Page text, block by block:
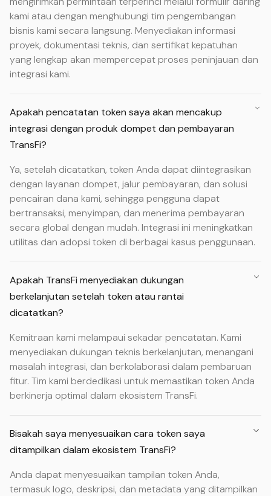
kami atau dengan menghubungi tim pengembangan
bisnis kami secara langsung. Menyediakan informasi
proyek, dokumentasi teknis, dan sertifikat kepatuhan
yang lengkap akan mempercepat proses peninjauan dan
integrasi kami.
Apakah pencatatan token saya akan mencakup
integrasi dengan produk dompet dan pembayaran
TransFi?
Ya, setelah dicatatkan, token Anda dapat diintegrasikan
dengan layanan dompet, jalur pembayaran, dan solusi
pencairan dana kami, sehingga pengguna dapat
bertransaksi, menyimpan, dan menerima pembayaran
secara global dengan mudah. Integrasi ini meningkatkan
utilitas dan adopsi token di berbagai kasus penggunaan.
Apakah TransFi menyediakan dukungan
berkelanjutan setelah token atau rantai
dicatatkan?
Kemitraan kami melampaui sekadar pencatatan. Kami
menyediakan dukungan teknis berkelanjutan, menangani
masalah integrasi, dan berkolaborasi dalam pembaruan
fitur. Tim kami berdedikasi untuk memastikan token Anda
berkinerja optimal dalam ekosistem TransFi.
Bisakah saya menyesuaikan cara token saya
ditampilkan dalam ekosistem TransFi?
Anda dapat menyesuaikan tampilan token Anda,
termasuk logo, deskripsi, dan metadata yang ditampilkan